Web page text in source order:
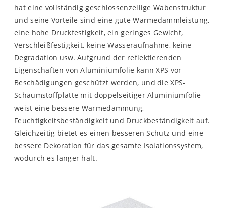
hat eine vollständig geschlossenzellige Wabenstruktur
und seine Vorteile sind eine gute Wärmedämmleistung,
eine hohe Druckfestigkeit, ein geringes Gewicht,
Verschleißfestigkeit, keine Wasseraufnahme, keine
Degradation usw. Aufgrund der reflektierenden
Eigenschaften von Aluminiumfolie kann XPS vor
Beschädigungen geschützt werden, und die XPS-
Schaumstoffplatte mit doppelseitiger Aluminiumfolie
weist eine bessere Wärmedämmung,
Feuchtigkeitsbeständigkeit und Druckbeständigkeit auf.
Gleichzeitig bietet es einen besseren Schutz und eine
bessere Dekoration für das gesamte Isolationssystem,
wodurch es länger hält.